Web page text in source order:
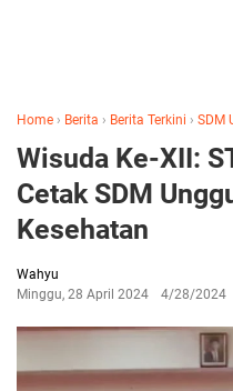
Home › Berita › Berita Terkini › SDM
Wisuda Ke-XII:
Cetak SDM
Kesehatan
Wahyu
Minggu, 28 April 2024
4/28/2024